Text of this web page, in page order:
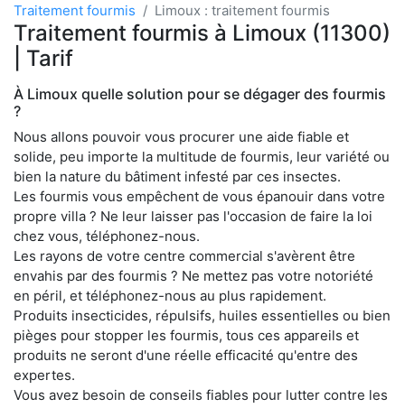
Traitement fourmis Limoux : traitement fourmis
Traitement fourmis à Limoux (11300)
| Tarif
À Limoux quelle solution pour se dégager des fourmis
?
Nous allons pouvoir vous procurer une aide fiable et
solide, peu importe la multitude de fourmis, leur variété ou
bien la nature du bâtiment infesté par ces insectes.
Les fourmis vous empêchent de vous épanouir dans votre
propre villa ? Ne leur laisser pas l'occasion de faire la loi
chez vous, téléphonez-nous.
Les rayons de votre centre commercial s'avèrent être
envahis par des fourmis ? Ne mettez pas votre notoriété
en péril, et téléphonez-nous au plus rapidement.
Produits insecticides, répulsifs, huiles essentielles ou bien
pièges pour stopper les fourmis, tous ces appareils et
produits ne seront d'une réelle efficacité qu'entre des
expertes.
Vous avez besoin de conseils fiables pour lutter contre les